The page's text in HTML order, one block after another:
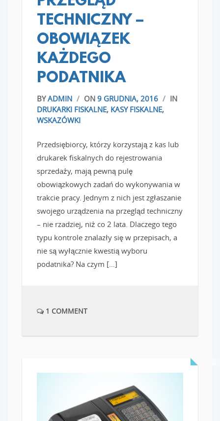
TECHNICZNY –
OBOWIĄZEK
KAŻDEGO
PODATNIKA
BYADMIN / ON 9 GRUDNIA, 2016 / IN
DRUKARKI FISKALNE, KASY FISKALNE,
WSKAZÓWKI
Przedsiębiorcy, którzy korzystają z kas lub
drukarek fiskalnych do rejestrowania
sprzedaży, mają pewną pulę
obowiązkowych zadań do wykonywania w
trakcie pracy. Jednym z nich jest zgłaszanie
swojego urządzenia na przegląd techniczny
– nie rzadziej, niż co 2 lata. Dlaczego tego
typu kontrole znalazły się w przepisach, a
nie są wyłącznie kwestią wyboru
podatnika? Na czym […]
1 COMMENT